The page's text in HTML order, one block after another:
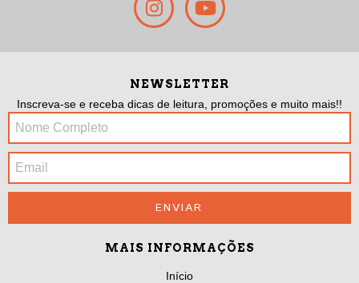
NEWSLETTER
Inscreva-se e receba dicas de leitura, promoções e muito mais!!
MAIS INFORMAÇÕES
Início